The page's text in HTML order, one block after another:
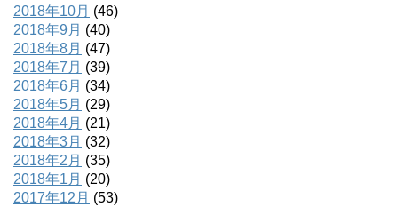
2018年10月 (46)
2018年9月 (40)
2018年8月 (47)
2018年7月 (39)
2018年6月 (34)
2018年5月 (29)
2018年4月 (21)
2018年3月 (32)
2018年2月 (35)
2018年1月 (20)
2017年12月 (53)